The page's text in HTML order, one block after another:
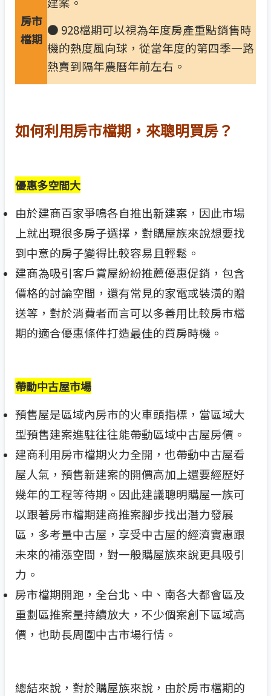
房市
檔期
● 928檔期可以視為年度房產重點銷售時
機的熱度風向球，從當年度的第四季一路
熱賣到隔年農曆年前左右。
如何利用房市檔期，來聰明買房？
優惠多空間大
由於建商百家爭鳴各自推出新建案，因此市場
上就出現很多房子選擇，對購屋族來說想要找
到中意的房子變得比較容易且輕鬆。
建商為吸引客戶賞屋紛紛推薦優惠促銷，包含
價格的討論空間，還有常見的家電或裝潢的贈
送等，對於消費者而言可以多善用比較房市檔
期的適合優惠條件打造最佳的買房時機。
帶動中古屋市場
預售屋是區域內房市的火車頭指標，當區域大
型預售建案進駐往往能帶動區域中古屋房價。
建商利用房市檔期火力全開，也帶動中古屋看
屋人氣，預售新建案的開價高加上還要經歷好
幾年的工程等待期。因此建議聰明購屋一族可
以跟著房市檔期建商推案腳步找出潛力發展
區，多考量中古屋，享受中古屋的經濟實惠跟
未來的補漲空間，對一般購屋族來說更具吸引
力。
房市檔期開跑，全台北、中、南各大都會區及
重劃區推案量持續放大，不少個案創下區域高
價，也助長周圍中古市場行情。
總結來說，對於購屋族來說，由於房市檔期的